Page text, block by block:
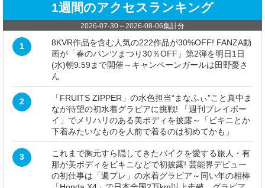
1週間のアクセスランキング
2026-07-30～2026-08-06集計分
1
8KVR作品を含む人気の222作品が30%OFF! FANZA動
画が「春のパンツまつり30％OFF」第2弾を明日1日
(水)朝9:59まで開催～キャンペーンガールは田野憂さ
ん
2
「FRUITS ZIPPER」の水色担当“まなふぃ”こと真中ま
なが待望の初水着グラビアに挑戦! 「週刊プレイボー
イ」でメリハリのある美ボディを披露～「ビキニとか
下着みたいなものを人前で着るのは初めてかも」
3
これまで胸元すら隠してきたバイクを愛する旅人・有
那が美ボディをビキニなどで初披露! 芸能界デビュー
の初仕事は「週プレ」の水着グラビア～同い年の相棒